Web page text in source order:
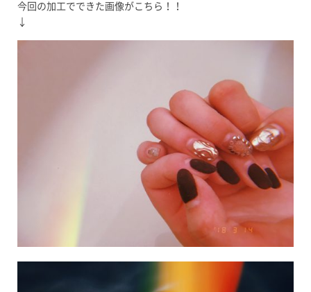
今回の加工でできた画像がこちら！！
↓